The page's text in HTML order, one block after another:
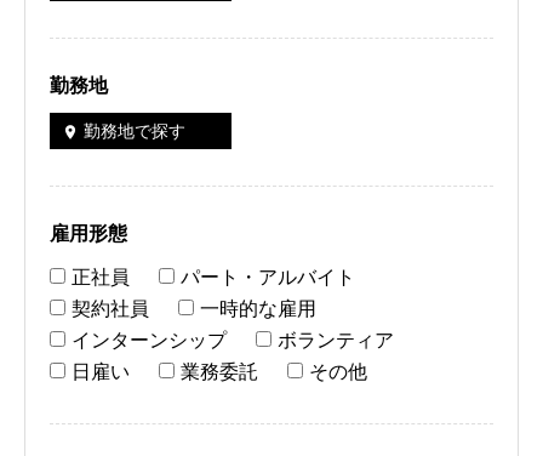
勤務地
room 勤務地で探す
雇用形態
正社員
パート・アルバイト
契約社員
一時的な雇用
インターンシップ
ボランティア
日雇い
業務委託 その他